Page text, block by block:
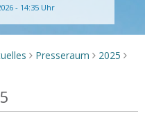
- 14:35 Uhr
> Presseraum > 2025 >